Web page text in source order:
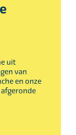
uit
van
en onze